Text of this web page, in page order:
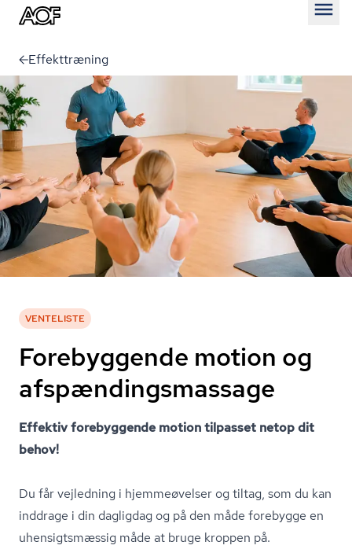
Effekttræning
VENTELISTE
Forebyggende motion og
afspændingsmassage
Effektiv forebyggende motion tilpasset netop dit
behov!
Du får vejledning i hjemmeøvelser og tiltag, som du kan
inddrage i din dagligdag og på den måde forebygge en
uhen­sigts­mæs­sig måde at bruge kroppen på.